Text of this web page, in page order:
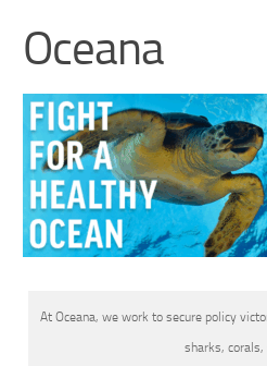
Oceana
At Oceana, we work to secure policy
sharks,